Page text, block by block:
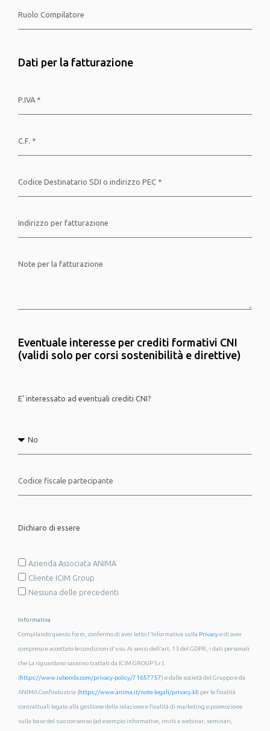
Dati per la fatturazione
Eventuale interesse per crediti formativi CNI
(validi solo per corsi sostenibilità e direttive)
E' interessato ad eventuali crediti CNI?
Dichiaro di essere
Azienda Associata ANIMA
Cliente ICIM Group
Nessuna delle precedenti
Informativa
Compilando questo form, confermo di aver letto l'Informativa sulla Privacye di aver
compreso e accettato le condizioni d'uso. Ai sensi dell'art. 13 del GDPR, i dati personali
che La riguardano saranno trattati da ICIM GROUP S.r.l.
(https://www.iubenda.com/privacy-policy/71657757) e dalle società del Gruppo e da
ANIMA Confindustria (https://www.anima.it/note-legali/privacy.kl) per le finalità
contrattuali legate alla gestione della relazione e finalità di marketing e promozione
sulla base del suo consenso (ad esempio informative, inviti a webinar, seminari,